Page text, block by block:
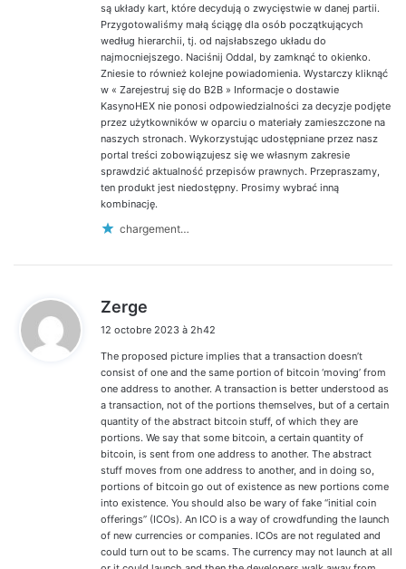
są układy kart, które decydują o zwycięstwie w danej partii.
Przygotowaliśmy małą ściągę dla osób początkujących
według hierarchii, tj. od najsłabszego układu do
najmocniejszego. Naciśnij Oddal, by zamknąć to okienko.
Zniesie to również kolejne powiadomienia. Wystarczy kliknąć
w « Zarejestruj się do B2B » Informacje o dostawie
KasynoHEX nie ponosi odpowiedzialności za decyzje podjęte
przez użytkowników w oparciu o materiały zamieszczone na
naszych stronach. Wykorzystując udostępniane przez nasz
portal treści zobowiązujesz się we własnym zakresie
sprawdzić aktualność przepisów prawnych. Przepraszamy,
ten produkt jest niedostępny. Prosimy wybrać inną
kombinację.
chargement…
Zerge
t
12 octobre 2023 à 2h42
The proposed picture implies that a transaction doesn’t
consist of one and the same portion of bitcoin ‘moving’ from
one address to another. A transaction is better understood as
a transaction, not of the portions themselves, but of a certain
quantity of the abstract bitcoin stuff, of which they are
portions. We say that some bitcoin, a certain quantity of
bitcoin, is sent from one address to another. The abstract
stuff moves from one address to another, and in doing so,
portions of bitcoin go out of existence as new portions come
into existence. You should also be wary of fake “initial coin
offerings” (ICOs). An ICO is a way of crowdfunding the launch
of new currencies or companies. ICOs are not regulated and
could turn out to be scams. The currency may not launch at all